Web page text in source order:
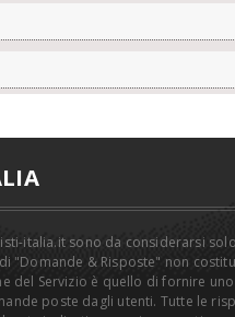
italia.it sono da considerarsi
"Domande & Risposte" non
del Servizio è quello di fornire
poste dagli utenti. Tutte le